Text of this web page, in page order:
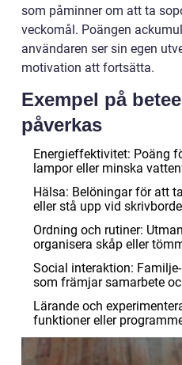
som påminner om att ta
veckomål. Poängen
användaren ser sin egen
motivation att fortsätta.
Exempel på
påverkas
Energieffektivitet: Poäng
lampor eller minska
Hälsa: Belöningar för att
eller stå upp vid
Ordning och rutiner:
organisera skåp eller
Social interaktion:
som främjar samarbete
Lärande och
funktioner eller